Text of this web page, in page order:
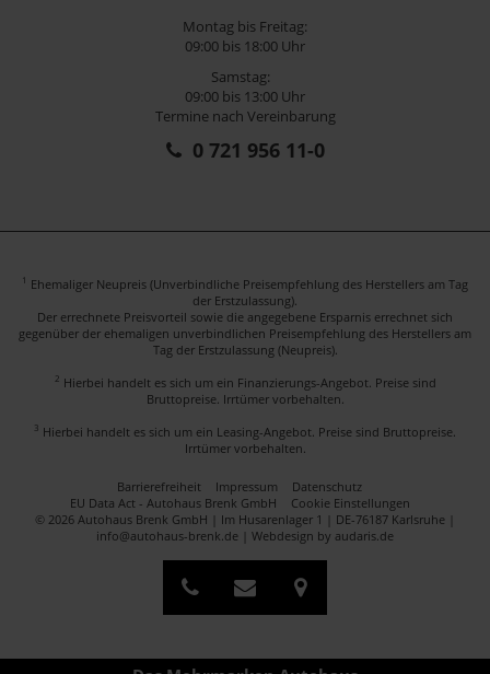
Montag bis Freitag:
09:00 bis 18:00 Uhr
Samstag:
09:00 bis 13:00 Uhr
Termine nach Vereinbarung
0 721 956 11-0
1 Ehemaliger Neupreis (Unverbindliche Preisempfehlung des Herstellers am Tag
der Erstzulassung).
Der errechnete Preisvorteil sowie die angegebene Ersparnis errechnet sich
gegenüber der ehemaligen unverbindlichen Preisempfehlung des Herstellers am
Tag der Erstzulassung (Neupreis).
2 Hierbei handelt es sich um ein Finanzierungs-Angebot. Preise sind
Bruttopreise. Irrtümer vorbehalten.
3 Hierbei handelt es sich um ein Leasing-Angebot. Preise sind Bruttopreise.
Irrtümer vorbehalten.
Barrierefreiheit Impressum
Datenschutz
EU Data Act - Autohaus Brenk GmbH
Cookie Einstellungen
© 2026 Autohaus Brenk GmbH | Im Husarenlager 1 | DE-76187 Karlsruhe |
info@autohaus-brenk.de | Webdesign by audaris.de